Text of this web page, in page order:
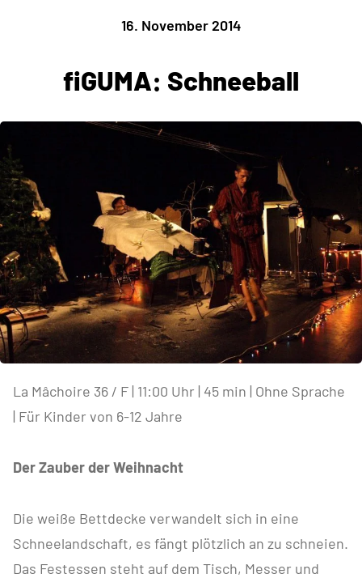
16. November 2014
fiGUMA: Schneeball
La Mâchoire 36 / F | 11:00 Uhr | 45 min | Ohne Sprache
| Für Kinder von 6-12 Jahre
Der Zauber der Weihnacht
Die weiße Bettdecke verwandelt sich in eine
Schneelandschaft, es fängt plötzlich an zu schneien.
Das Festessen steht auf dem Tisch, Messer und